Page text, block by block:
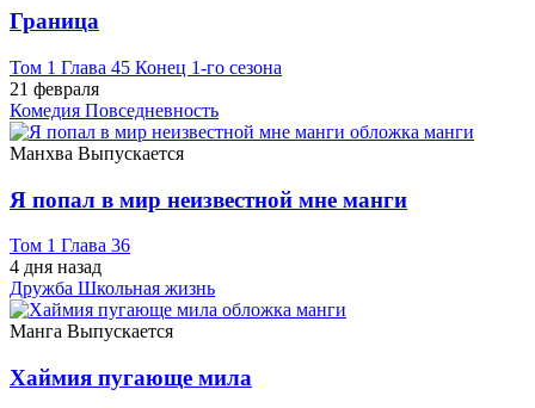
Граница
Том 1 Глава 45 Конец 1-го сезона
21 февраля
Комедия Повседневность
Манхва Выпускается
Я попал в мир неизвестной мне манги
Том 1 Глава 36
4 дня назад
Дружба Школьная жизнь
Манга Выпускается
Хаймия пугающе мила